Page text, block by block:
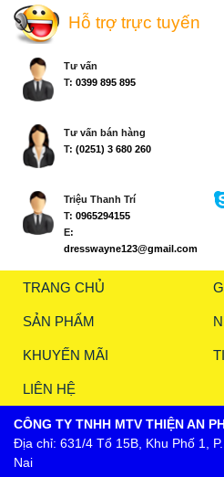
Hỗ trợ trực tuyến
Tư vấn
T: 0399 895 895
Tư vấn bán hàng
T: (0251) 3 680 260
Triệu Thanh Trí
T: 0965294155
E:
dresswayne123@gmail.com
TRANG CHỦ
SẢN PHẨM
KHUYẾN MÃI
LIÊN HỆ
CÔNG TY TNHH MTV THIỆN AN
Địa chỉ: 631/4 Tổ 15B, Khu Phố 1,
Nai